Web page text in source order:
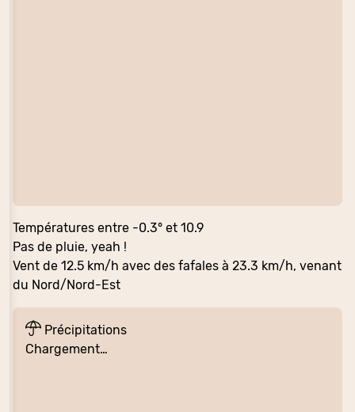
Températures entre -0.3° et 10.9
Pas de pluie, yeah !
Vent de 12.5 km/h avec des fafales à 23.3 km/h, venant
du Nord/Nord-Est
Précipitations
Chargement…